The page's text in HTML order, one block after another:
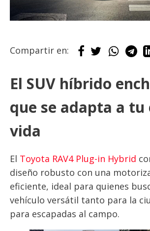
Compartir en:
El SUV híbrido
que se adapta a tu
vida
El Toyota RAV4 Plug-in Hybrid
diseño robusto con una
eficiente, ideal para quienes
vehículo versátil tanto para la
para escapadas al campo.